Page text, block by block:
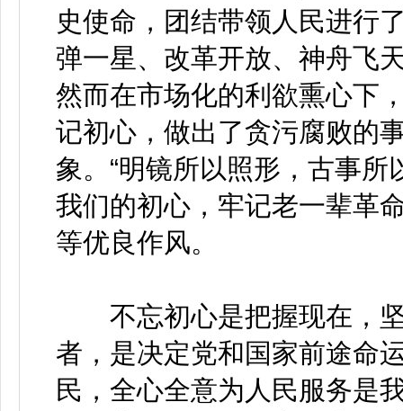
史使命，团结带领人民进行
弹一星、改革开放、神舟
然而在市场化的利欲熏心下
记初心，做出了贪污腐败的
象。“明镜所以照形，古事
我们的初心，牢记老一辈革
等优良作风。
不忘初心是把握现在，坚
者，是决定党和国家前途命
民，全心全意为人民服务是